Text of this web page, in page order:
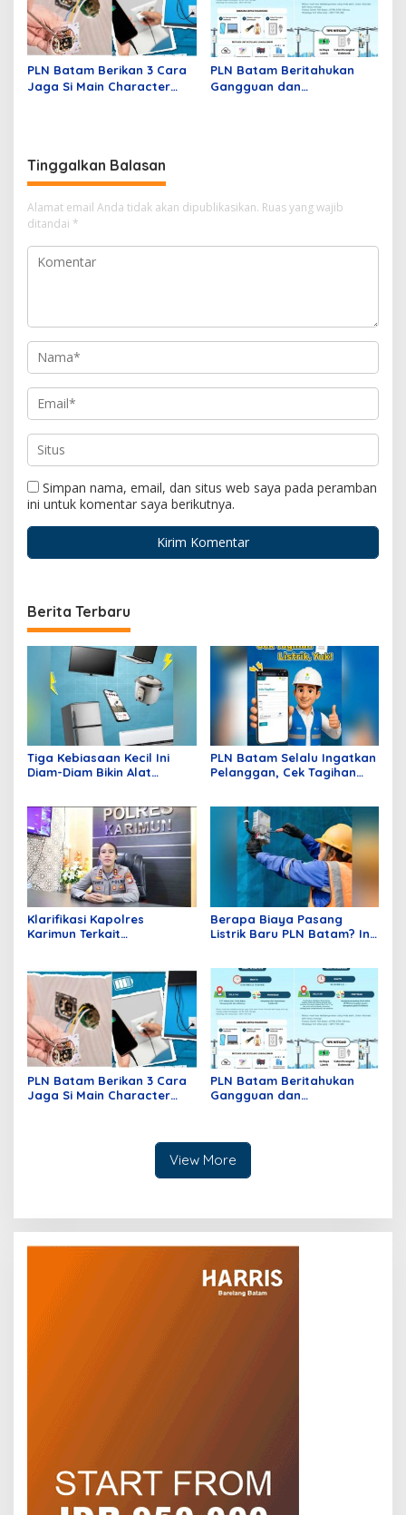
PLN Batam Berikan 3 Cara
Jaga Si Main Character
PLN Batam Beritahukan
Gangguan dan
Tinggalkan Balasan
Alamat email Anda tidak akan dipublikasikan. Ruas yang wajib
ditandai *
Simpan nama, email, dan situs web saya pada peramban
ini untuk komentar saya berikutnya.
Berita Terbaru
Tiga Kebiasaan Kecil Ini
Diam-Diam Bikin Alat
Mengatasinya
PLN Batam Selalu Ingatkan
Pelanggan, Cek Tagihan
Klarifikasi Kapolres
Karimun Terkait
Penyelewengan BBM
Subsidi di Kundur
Berapa Biaya Pasang
Listrik Baru PLN Batam? Ini
PLN Batam Berikan 3 Cara
Jaga Si Main Character
PLN Batam Beritahukan
Gangguan dan
View More